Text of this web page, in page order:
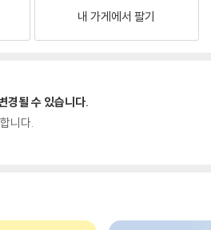
내 가게에서 팔기
경될 수 있습니다.
니다.